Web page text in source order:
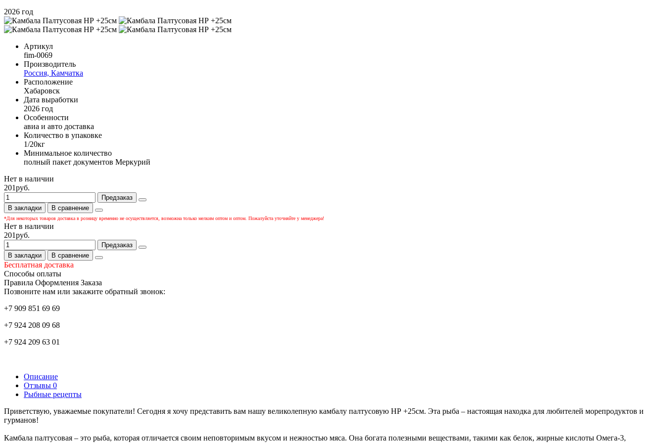
2026 год
Артикул
fim-0069
Производитель
Россия, Камчатка
Расположение
Хабаровск
Дата выработки
2026 год
Особенности
авиа и авто доставка
Количество в упаковке
1/20кг
Минимальное количество
полный пакет документов Меркурий
Нет в наличии
201руб.
Предзаказ
В закладки
В сравнение
*Для некоторых товаров доставка в розницу временно не осуществляется, возможна только мелким оптом и оптом. Пожалуйста уточняйте у менеджера!
Нет в наличии
201руб.
Предзаказ
В закладки
В сравнение
Бесплатная доставка
Способы оплаты
Правила Оформления Заказа
Позвоните нам или закажите обратный звонок:
+7 909 851 69 69
+7 924 208 09 68
+7 924 209 63 01
Описание
Отзывы 0
Рыбные рецепты
Приветствую, уважаемые покупатели! Сегодня я хочу представить вам нашу великолепную камбалу палтусовую НР +25см. Эта рыба – настоящая находка для любителей морепродуктов и
гурманов!
Камбала палтусовая – это рыба, которая отличается своим неповторимым вкусом и нежностью мяса. Она богата полезными веществами, такими как белок, жирные кислоты Омега-3,